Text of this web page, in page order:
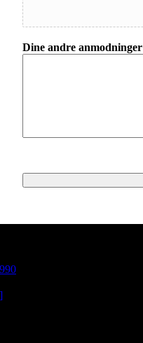
Dine andre anmodninger